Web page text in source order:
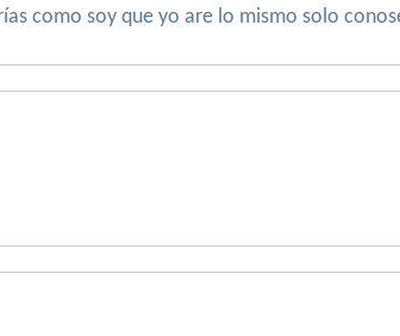
como soy que yo are lo mismo solo